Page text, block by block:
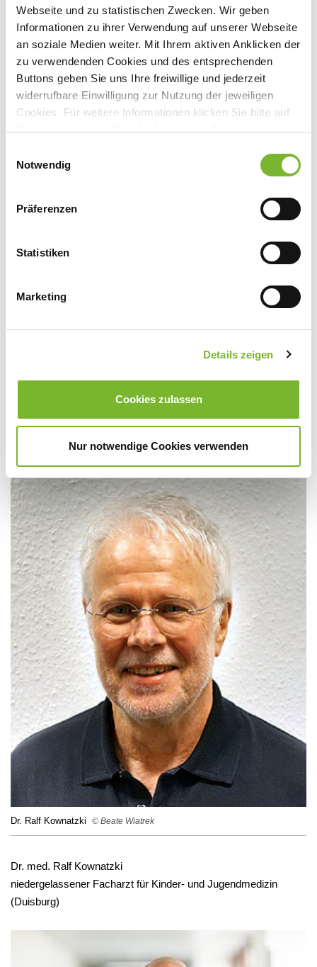
Webseite und zu statistischen Zwecken. Wir geben
Informationen zu ihrer Verwendung auf unserer Webseite
an soziale Medien weiter. Mit Ihrem aktiven Anklicken der
zu verwendenden Cookies und des entsprechenden
Buttons geben Sie uns Ihre freiwillige und jederzeit
widerrufbare Einwilligung zur Nutzung der jeweiligen
Cookies. Für weitere Informationen klicken Sie bitte auf
"Details anzeigen". Die Möglichkeit zur Änderung besteht
Datenschutzerklärung
Notwendig
Präferenzen
Statistiken
Marketing
Details zeigen
Cookies zulassen
Nur notwendige Cookies verwenden
niedergelassener Facharzt für Innere Medizin (Duisburg)
Dr. Ralf Kownatzki © Beate Wiatrek
Dr. med. Ralf Kownatzki
niedergelassener Facharzt für Kinder- und Jugendmedizin
(Duisburg)